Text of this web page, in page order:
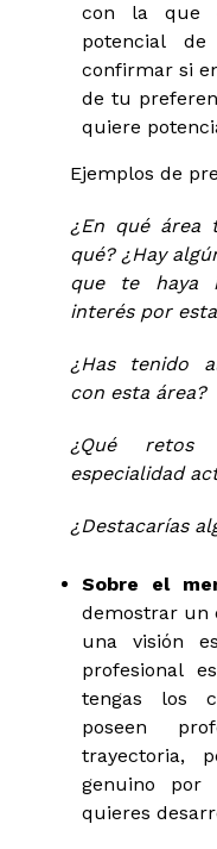
con la que
potencial de
confirmar si
de tu
quiere
Ejemplos de
¿En qué área
qué? ¿Hay
que te haya
interés por
¿Has tenido
con esta área?
¿Qué retos
especialidad
¿Destacarías
Sobre el
demostrar un
una visión
profesional
tengas los
poseen
trayectoria,
genuino por
quieres